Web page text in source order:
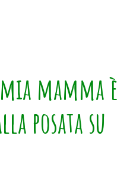
mamma è
posata su